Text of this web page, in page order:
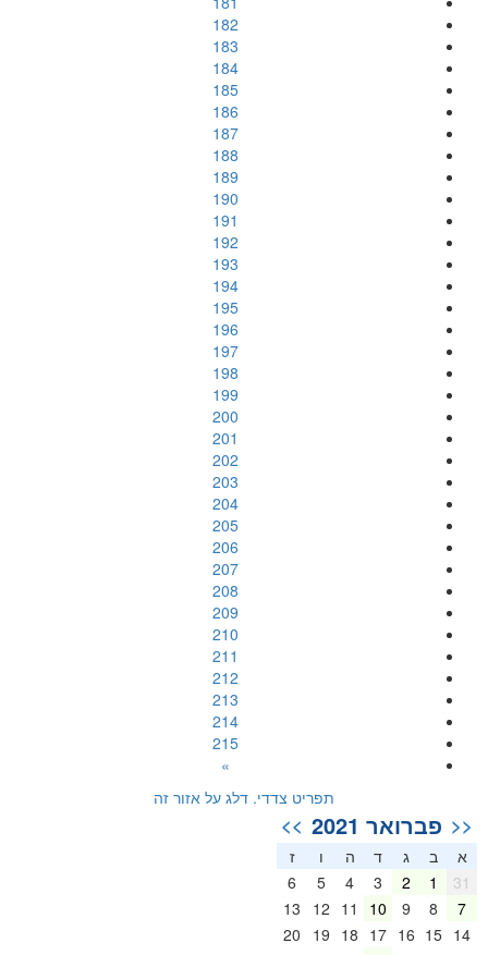
182
183
184
185
186
187
188
189
190
191
192
193
194
195
196
197
198
199
200
201
202
203
204
205
206
207
208
209
210
211
212
213
214
215
»
תפריט צדדי. דלג על אזור זה
<< פברואר 2021 >>
א ב ג ד ה
ז
31
1
2
3
4
5
6
7
8
9
10
11
12
13
14
15
16
17
18
19
20